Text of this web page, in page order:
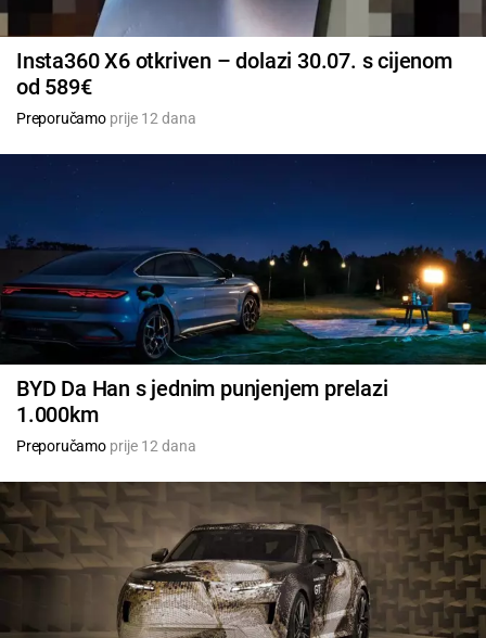
Insta360 X6 otkriven – dolazi 30.07. s cijenom
od 589€
Preporučamoprije 12 dana
BYD Da Han s jednim punjenjem prelazi
1.000km
Preporučamoprije 12 dana